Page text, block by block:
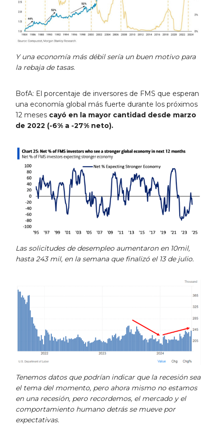
Y una economía más débil sería un buen motivo para
la rebaja de tasas.
BofA: El porcentaje de inversores de FMS que esperan
una economía global más fuerte durante los próximos
12 meses cayó en la mayor cantidad desde marzo
de 2022 (-6% a -27% neto).
Las solicitudes de desempleo aumentaron en 10mil,
hasta 243 mil, en la semana que finalizó el 13 de julio.
Tenemos datos que podrían indicar que la recesión sea
el tema del momento, pero ahora mismo no estamos
en una recesión, pero recordemos, el mercado y el
comportamiento humano detrás se mueve por
expectativas.